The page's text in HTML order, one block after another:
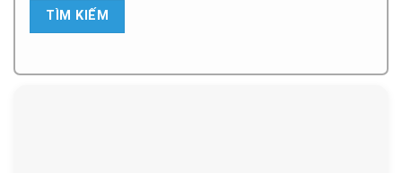
TÌM KIẾM